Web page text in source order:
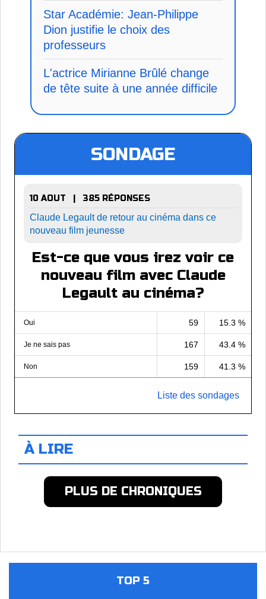
Star Académie: Jean-Philippe
Dion justifie le choix des
professeurs
L'actrice Mirianne Brûlé change
de tête suite à une année difficile
SONDAGE
10 AOUT | 385 RÉPONSES
Claude Legault de retour au cinéma dans ce
nouveau film jeunesse
Est-ce que vous irez voir ce
nouveau film avec Claude
Legault au cinéma?
Oui 59 15.3 %
Je ne sais pas 167 43.4 %
Non 159 41.3 %
Liste des sondages
À LIRE
PLUS DE CHRONIQUES
TOP 5